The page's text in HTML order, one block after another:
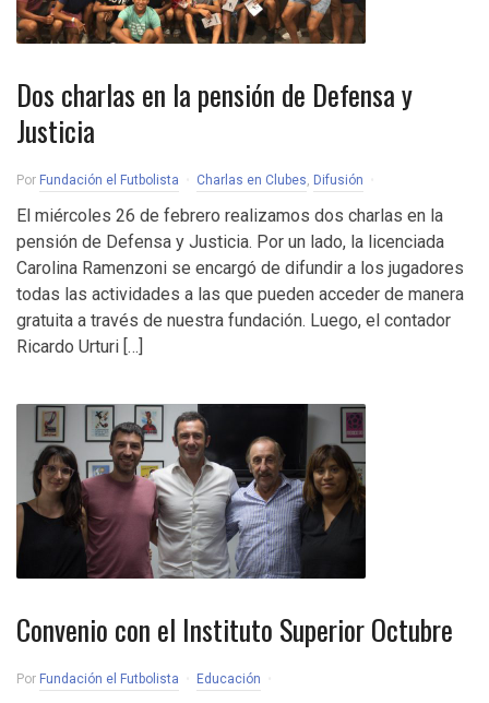
Dos charlas en la pensión de Defensa y
Justicia
Por Fundación el Futbolista Charlas en Clubes, Difusión
El miércoles 26 de febrero realizamos dos charlas en la
pensión de Defensa y Justicia. Por un lado, la licenciada
Carolina Ramenzoni se encargó de difundir a los jugadores
todas las actividades a las que pueden acceder de manera
gratuita a través de nuestra fundación. Luego, el contador
Ricardo Urturi […]
Convenio con el Instituto Superior Octubre
Por Fundación el Futbolista Educación